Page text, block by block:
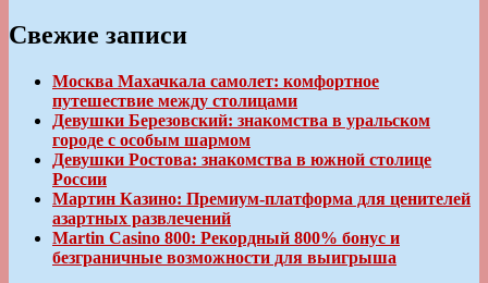
Свежие записи
Москва Махачкала самолет: комфортное
путешествие между столицами
Девушки Березовский: знакомства в уральском
городе с особым шармом
Девушки Ростова: знакомства в южной столице
России
Мартин Казино: Премиум-платформа для ценителей
азартных развлечений
Martin Casino 800: Рекордный 800% бонус и
безграничные возможности для выигрыша